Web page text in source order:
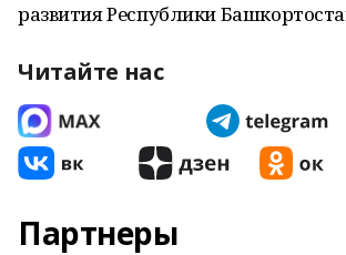
развития Республики
Читайте нас
Партнеры